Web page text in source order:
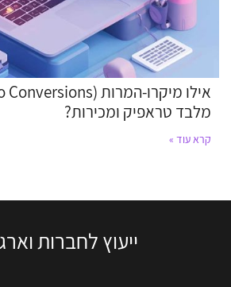
מלבד טראפיק ומכירות?
קרא עוד »
ייעוץ לחברות